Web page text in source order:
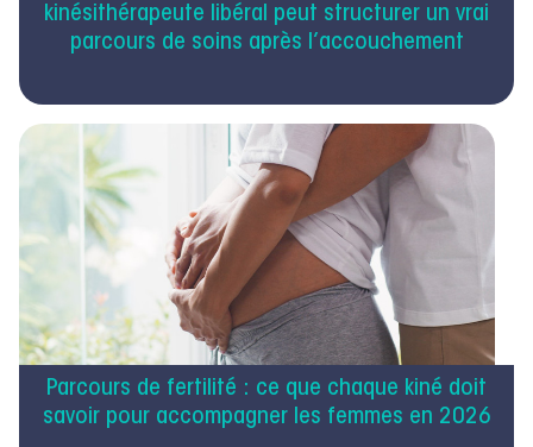
kinésithérapeute libéral peut structurer un vrai
parcours de soins après l’accouchement
Parcours de fertilité : ce que chaque kiné doit
savoir pour accompagner les femmes en 2026